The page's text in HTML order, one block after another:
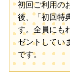
初回ご利用の
後、「初回特
す。全員にも
ゼントしてい
です。